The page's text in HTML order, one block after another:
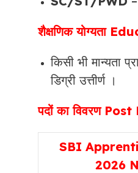
शैक्षणिक योग्यता
किसी भी मान्यता
डिग्री उत्तीर्ण ।
पदों का विवरण
SBI
2026